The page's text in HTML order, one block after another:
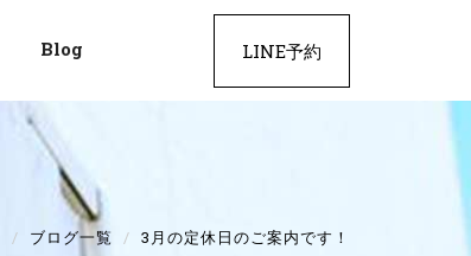
Blog LINE予約
ブログ一覧 3月の定休日のご案内です！